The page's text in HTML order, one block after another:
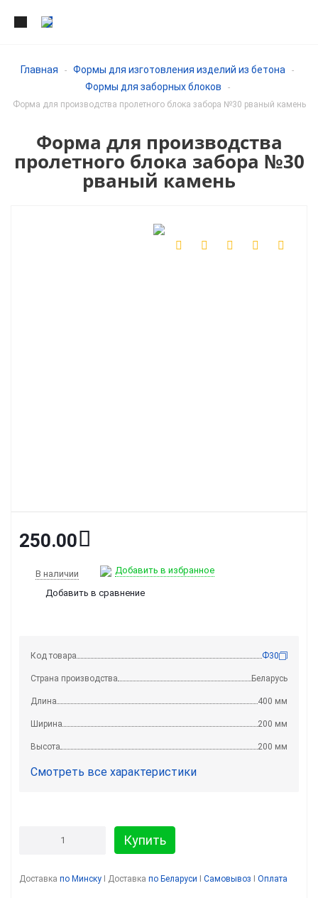
Главная - Формы для изготовления изделий из бетона -
Формы для заборных блоков
-
Форма для производства пролетного блока забора №30 рваный камень
Форма для производства
пролетного блока забора №30
рваный камень
250.00
В наличии Добавить в избранное
Добавить в сравнение
Код товара Ф30
Страна производства Беларусь
Длина 400 мм
Ширина 200 мм
Высота 200 мм
Смотреть все характеристики
Купить
Доставка по Минску I Доставка по Беларуси I Самовывоз I Оплата